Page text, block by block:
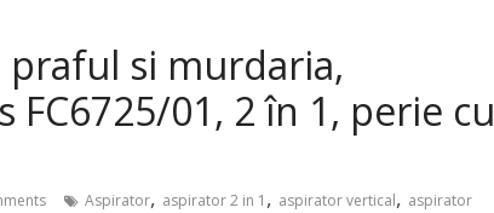
si murdaria,
01, 2 în 1, perie cu
Aspirator, aspirator 2 in 1 , aspirator vertical, aspirator